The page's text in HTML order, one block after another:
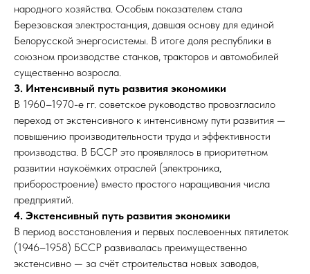
народного хозяйства. Особым показателем стала
Березовская электростанция, давшая основу для единой
Белорусской энергосистемы. В итоге доля республики в
союзном производстве станков, тракторов и автомобилей
существенно возросла.
3. Интенсивный путь развития экономики
В 1960–1970-е гг. советское руководство провозгласило
переход от экстенсивного к интенсивному пути развития —
повышению производительности труда и эффективности
производства. В БССР это проявлялось в приоритетном
развитии наукоёмких отраслей (электроника,
приборостроение) вместо простого наращивания числа
предприятий.
4. Экстенсивный путь развития экономики
В период восстановления и первых послевоенных пятилеток
(1946–1958) БССР развивалась преимущественно
экстенсивно — за счёт строительства новых заводов,